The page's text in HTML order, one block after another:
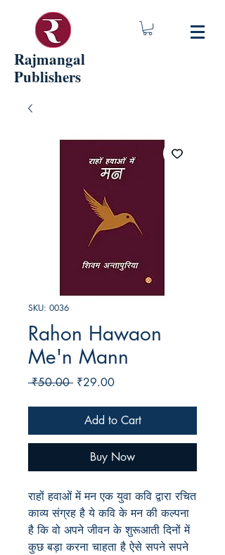
Rajmangal
Publishers
SKU: 0036
Rahon Hawaon
Me'n Mann
₹50.00 Regular
₹29.00Sale
Add to Cart
Buy Now
राहों हवाओं में मन एक युवा कवि द्वारा रचित
काव्य संग्रह है ये कवि के मन की कल्पना
है कि वो अपने जीवन के शुरूआती दिनों में
कुछ बड़ा करना चाहता है ऐसे सपने सपने